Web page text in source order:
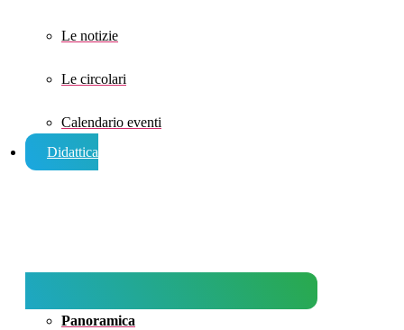
Le notizie
Le circolari
Calendario eventi
Didattica
Panoramica